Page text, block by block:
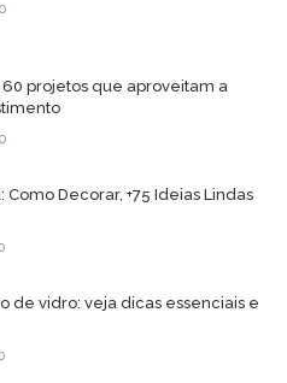
projetos que aproveitam a
Como Decorar, +75 Ideias Lindas
de vidro: veja dicas essenciais e